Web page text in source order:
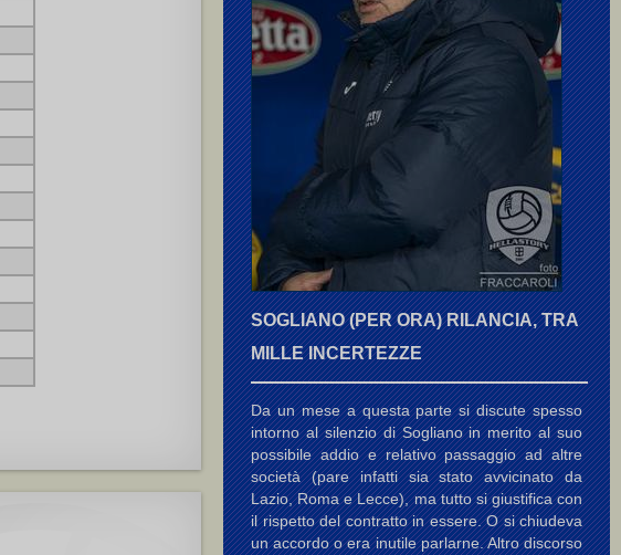
SOGLIANO (PER ORA) RILANCIA, TRA
MILLE INCERTEZZE
Da un mese a questa parte si discute spesso
intorno al silenzio di Sogliano in merito al suo
possibile addio e relativo passaggio ad altre
società (pare infatti sia stato avvicinato da
Lazio, Roma e Lecce), ma tutto si giustifica con
il rispetto del contratto in essere. O si chiudeva
un accordo o era inutile parlarne. Altro discorso